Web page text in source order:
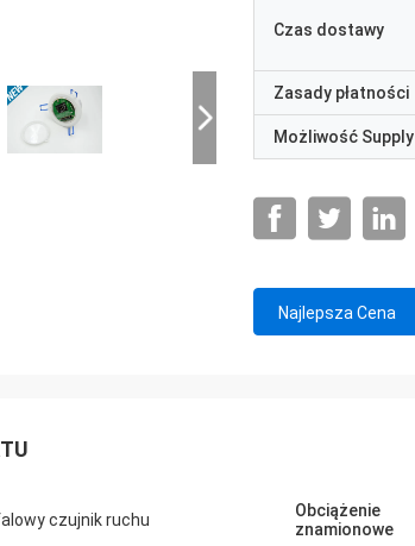
Czas dostawy
Zasady płatności
Możliwość Supply
Najlepsza Cena
czujnik ruchu
Obciążenie
znamionowe